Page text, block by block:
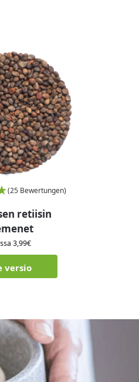
(25 Bewertungen)
retiisin
3,99€
versio